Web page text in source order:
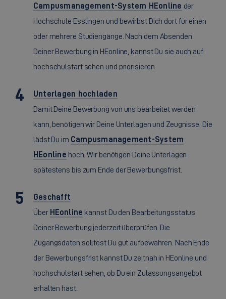
Campusmanagement-System HEonline der
Hochschule Esslingen und bewirbst Dich dort für einen
oder mehrere Studiengänge. Nach dem Absenden
Deiner Bewerbung in HEonline, kannst Du sie auch auf
hochschulstart sehen und priorisieren.
Unterlagen hochladen
Damit Deine Bewerbung von uns bearbeitet werden
kann, benötigen wir Deine Unterlagen und Zeugnisse. Die
lädst Du im Campusmanagement-System
HEonline hoch. Wir benötigen Deine Unterlagen
spätestens bis zum Ende der Bewerbungsfrist.
Geschafft
Über HEonline kannst Du den Bearbeitungsstatus
Deiner Bewerbung jederzeit überprüfen. Die
Zugangsdaten solltest Du gut aufbewahren. Nach Ende
der Bewerbungsfrist kannst Du zeitnah in HEonline und
hochschulstart sehen, ob Du ein Zulassungsangebot
erhalten hast.